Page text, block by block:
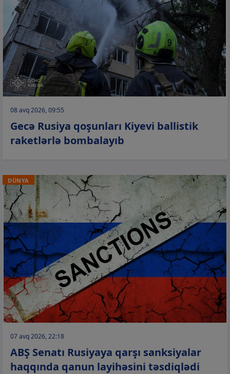
08 avq 2026, 09:55
Gecə Rusiya qoşunları Kiyevi ballistik
raketlərlə bombalayıb
DÜNYA
07 avq 2026, 22:18
ABŞ Senatı Rusiyaya qarşı sanksiyalar
haqqında qanun layihəsini təsdiqlədi